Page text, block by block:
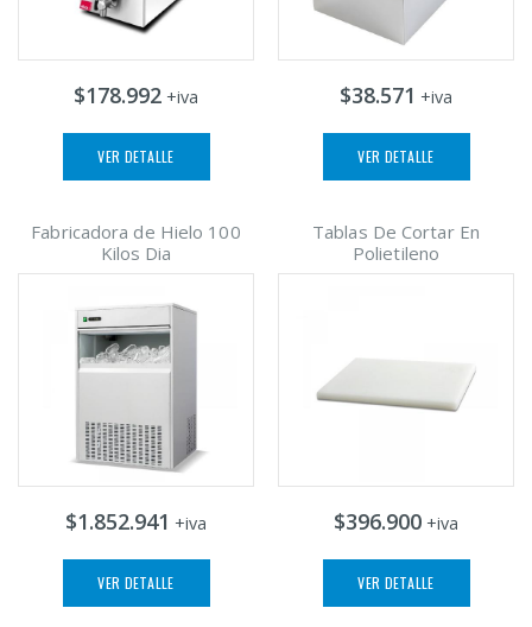
$178.992 +iva
VER DETALLE
$38.571 +iva
VER DETALLE
Fabricadora de Hielo 100
Kilos Dia
$1.852.941 +iva
VER DETALLE
Tablas De Cortar En
Polietileno
$396.900 +iva
VER DETALLE